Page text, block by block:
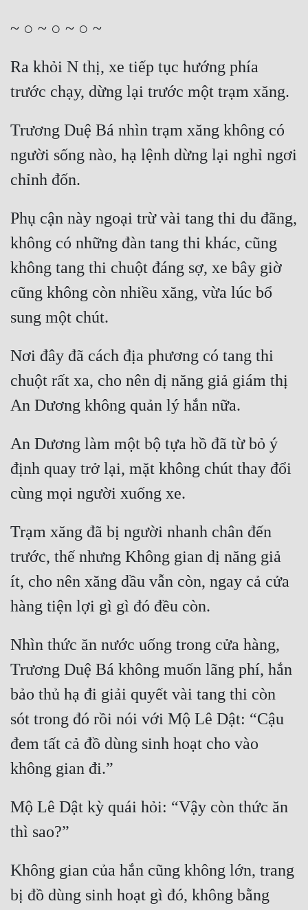
~ ○ ~ ○ ~ ○ ~
Ra khỏi N thị, xe tiếp tục hướng phía
trước chạy, dừng lại trước một trạm xăng.
Trương Duệ Bá nhìn trạm xăng không có
người sống nào, hạ lệnh dừng lại nghỉ ngơi
chỉnh đốn.
Phụ cận này ngoại trừ vài tang thi du đãng,
không có những đàn tang thi khác, cũng
không tang thi chuột đáng sợ, xe bây giờ
cũng không còn nhiều xăng, vừa lúc bổ
sung một chút.
Nơi đây đã cách địa phương có tang thi
chuột rất xa, cho nên dị năng giả giám thị
An Dương không quản lý hắn nữa.
An Dương làm một bộ tựa hồ đã từ bỏ ý
định quay trở lại, mặt không chút thay đổi
cùng mọi người xuống xe.
Trạm xăng đã bị người nhanh chân đến
trước, thế nhưng Không gian dị năng giả
ít, cho nên xăng dầu vẫn còn, ngay cả cửa
hàng tiện lợi gì gì đó đều còn.
Nhìn thức ăn nước uống trong cửa hàng,
Trương Duệ Bá không muốn lãng phí, hắn
bảo thủ hạ đi giải quyết vài tang thi còn
sót trong đó rồi nói với Mộ Lê Dật: “Cậu
đem tất cả đồ dùng sinh hoạt cho vào
không gian đi.”
Mộ Lê Dật kỳ quái hỏi: “Vậy còn thức ăn
thì sao?”
Không gian của hắn cũng không lớn, trang
bị đồ dùng sinh hoạt gì đó, không bằng